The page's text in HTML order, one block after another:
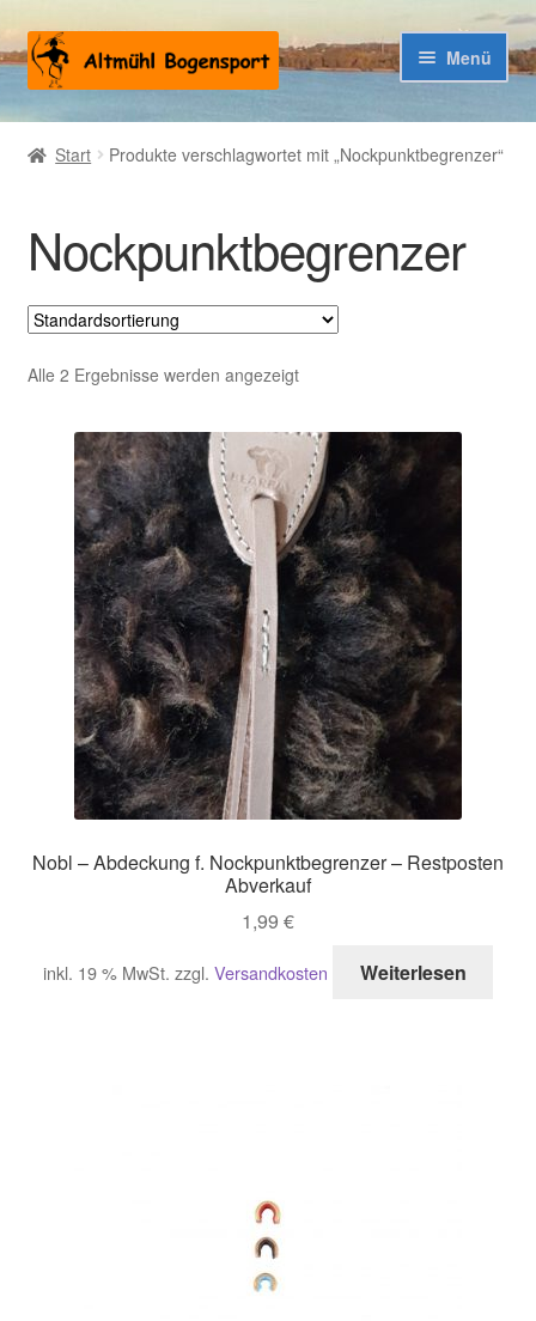
Zur
Navigation
springen
Zum
Inhalt
springen
Menü
Warenkorb
Start Produkte verschlagwortet mit „Nockpunktbegrenzer“
Nockpunktbegrenzer
Alle 2 Ergebnisse werden angezeigt
Nobl – Abdeckung f. Nockpunktbegrenzer – Restposten
Abverkauf
1,99 €
inkl. 19 % MwSt. zzgl. Versandkosten Weiterlesen